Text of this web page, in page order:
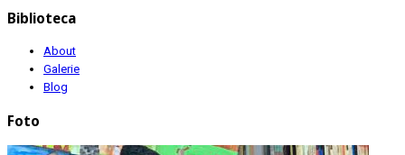
Biblioteca
About
Galerie
Blog
Foto